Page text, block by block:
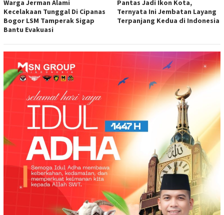
Warga Jerman Alami
Kecelakaan Tunggal Di Cipanas
Bogor LSM Tamperak Sigap
Bantu Evakuasi
Pantas Jadi Ikon Kota,
Ternyata Ini Jembatan Layang
Terpanjang Kedua di Indonesia